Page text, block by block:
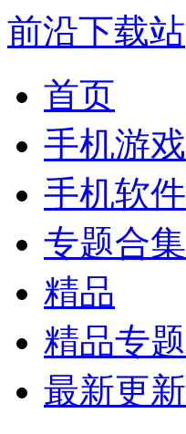
前沿下载站
首页
手机游戏
手机软件
专题合集
精品
精品专题
最新更新